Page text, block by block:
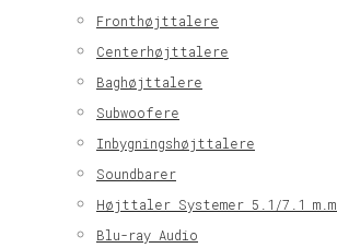
Fronthøjttalere
Centerhøjttalere
Baghøjttalere
Subwoofere
Inbygningshøjttalere
Soundbarer
Højttaler Systemer 5.1/7.1 m.m.
Blu-ray Audio